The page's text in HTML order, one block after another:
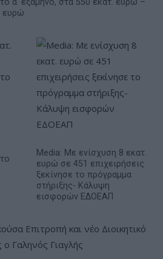
ευρώ
Media: Με ενίσχυση 8 εκατ.
ευρώ σε 451 επιχειρήσεις
ξεκίνησε το πρόγραμμα
στήριξης- Κάλυψη
εισφορών ΕΔΟΕΑΠ